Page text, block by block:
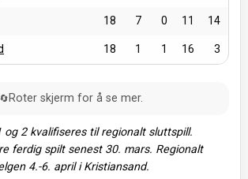
18 7 0 11 14
18 1 1 16 3
🔄 Roter skjerm for å se mer.
og 2 kvalifiseres til regionalt sluttspill.
ferdig spilt senest 30. mars. Regionalt
4.-6. april i Kristiansand.